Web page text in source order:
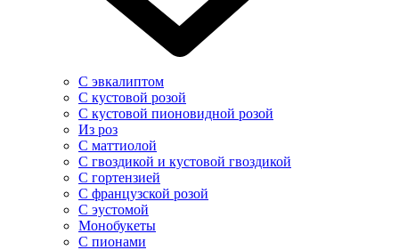
С эвкалиптом
С кустовой розой
С кустовой пионовидной розой
Из роз
С маттиолой
С гвоздикой и кустовой гвоздикой
С гортензией
С французской розой
С эустомой
Монобукеты
С пионами